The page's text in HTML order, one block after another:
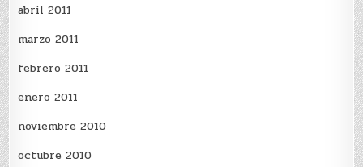
abril 2011
marzo 2011
febrero 2011
enero 2011
noviembre 2010
octubre 2010